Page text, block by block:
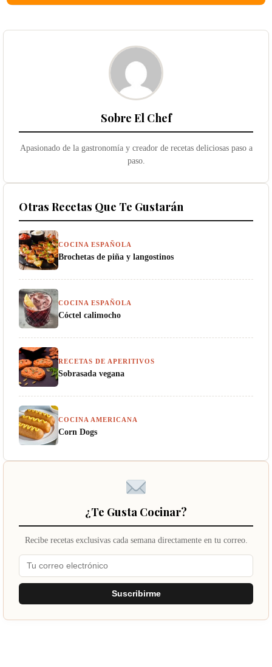
Sobre El Chef
Apasionado de la gastronomía y creador de recetas deliciosas paso a
paso.
Otras Recetas Que Te Gustarán
COCINA ESPAÑOLA
Brochetas de piña y langostinos
COCINA ESPAÑOLA
Cóctel calimocho
RECETAS DE APERITIVOS
Sobrasada vegana
COCINA AMERICANA
Corn Dogs
¿Te Gusta Cocinar?
Recibe recetas exclusivas cada semana directamente en tu correo.
Suscribirme